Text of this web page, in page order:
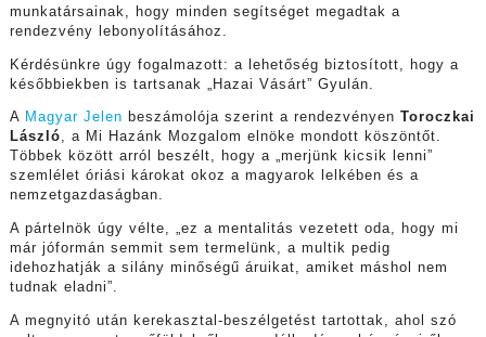
munkatársainak, hogy minden segítséget megadtak a
rendezvény lebonyolításához.
Kérdésünkre úgy fogalmazott: a lehetőség biztosított, hogy a
későbbiekben is tartsanak „Hazai Vásárt” Gyulán.
A Magyar Jelen beszámolója szerint a rendezvényen Toroczkai
László, a Mi Hazánk Mozgalom elnöke mondott köszöntőt.
Többek között arról beszélt, hogy a „merjünk kicsik lenni”
szemlélet óriási károkat okoz a magyarok lelkében és a
nemzetgazdaságban.
A pártelnök úgy vélte, „ez a mentalitás vezetett oda, hogy mi
már jóformán semmit sem termelünk, a multik pedig
idehozhatják a silány minőségű áruikat, amiket máshol nem
tudnak eladni”.
A megnyitó után kerekasztal-beszélgetést tartottak, ahol szó